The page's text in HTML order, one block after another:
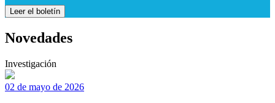
Leer el boletín
Novedades
Investigación
02 de mayo de 2026